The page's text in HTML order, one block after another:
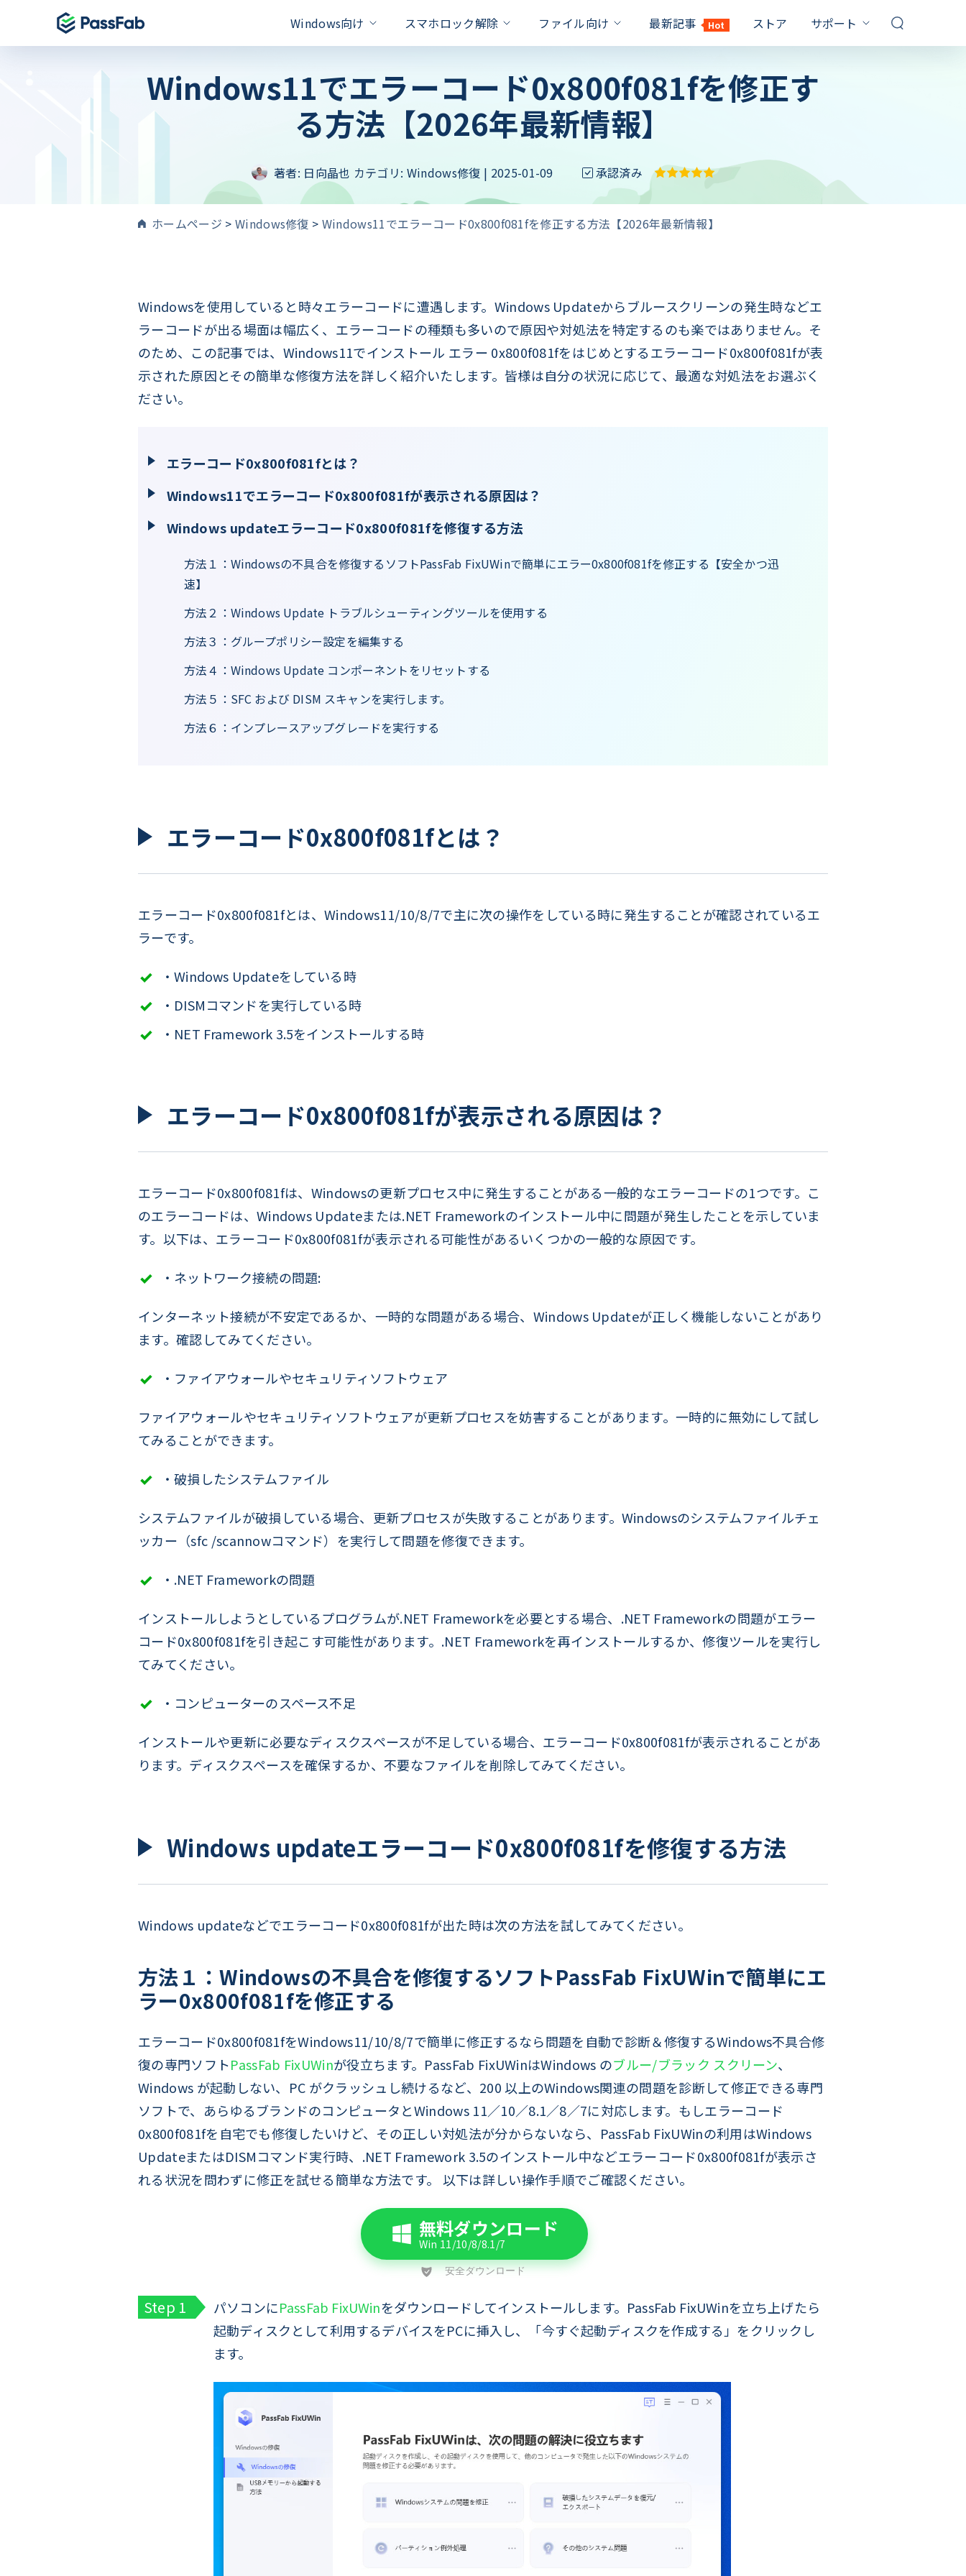
Windows向け
製品 Windows 11 特集
PassFab 4WinKey
Windowsパスワードを即時にリセット
PassFab Duplicate File Deleter
重複ファイルを検出と削除
数回のクリックで200以上のWindows問題を
システムを安全かつ迅速に移行
画像と PDF からテキストを抽出 iSOをUSB/CD/DVDに書き込む
対策
Windows7 パスワード 解除
Windows10 再 起動 終わら ない
スマホロック解除
製品
PassFab iPhone Unlock
Hot
iPhone画面とApple IDを数秒でロック解除
Android画面ロック/SamsungFRPロックを解除
PassFab Activation Unlock
iPhone/iPadに保存されている全てのパスワードを
検索
対策
iPhone 画面 ロック 解除
Android ロック解除 裏ワザ
Android パスワード 忘れた
ファイル向け
製品
PassFab for Excel
Excelパスワードを即座に削除
PassFab for RAR
パスワードで保護されたRARファイルを解除
Wordファイルのロックを簡単に解除 パワーポイントパスワードの回復を保証
PassFab for Office PassFab for ZIP
対策
確認
最新記事 Hot ストア サポート
FQAs & 技術サポート
お問い合わせ
1000 以上の対策
YouTubeガイド
ビデオ説明ガイド
Windows11でエラーコード0x800f081fを修正す
る方法【2026年最新情報】
著者: 日向晶也 カテゴリ: Windows修復 | 2025-01-09 承認済み
ホームページ > Windows修復 > Windows11でエラーコード0x800f081fを修正する方法【2026年最新情報】
Windowsを使用していると時々エラーコードに遭遇します。Windows Updateからブルースクリーンの発生時などエ
ラーコードが出る場面は幅広く、エラーコードの種類も多いので原因や対処法を特定するのも楽ではありません。そ
のため、この記事では、Windows11でインストール エラー 0x800f081fをはじめとするエラーコード0x800f081fが表
示された原因とその簡単な修復方法を詳しく紹介いたします。皆様は自分の状況に応じて、最適な対処法をお選ぶく
ださい。
エラーコード0x800f081fとは？
Windows11でエラーコード0x800f081fが表示される原因は？
Windows updateエラーコード0x800f081fを修復する方法
方法１：Windowsの不具合を修復するソフトPassFab FixUWinで簡単にエラー0x800f081fを修正する【安全かつ迅
速】
方法２：Windows Update トラブルシューティングツールを使用する
方法３：グループポリシー設定を編集する
方法４：Windows Update コンポーネントをリセットする
方法５：SFC および DISM スキャンを実行します。
方法６：インプレースアップグレードを実行する
エラーコード0x800f081fとは？
エラーコード0x800f081fとは、Windows11/10/8/7で主に次の操作をしている時に発生することが確認されているエ
ラーです。
・Windows Updateをしている時
・DISMコマンドを実行している時
・NET Framework 3.5をインストールする時
エラーコード0x800f081fが表示される原因は？
エラーコード0x800f081fは、Windowsの更新プロセス中に発生することがある一般的なエラーコードの1つです。こ
のエラーコードは、Windows Updateまたは.NET Frameworkのインストール中に問題が発生したことを示していま
す。以下は、エラーコード0x800f081fが表示される可能性があるいくつかの一般的な原因です。
・ネットワーク接続の問題:
インターネット接続が不安定であるか、一時的な問題がある場合、Windows Updateが正しく機能しないことがあり
ます。確認してみてください。
・ファイアウォールやセキュリティソフトウェア
ファイアウォールやセキュリティソフトウェアが更新プロセスを妨害することがあります。一時的に無効にして試し
てみることができます。
・破損したシステムファイル
システムファイルが破損している場合、更新プロセスが失敗することがあります。Windowsのシステムファイルチェ
ッカー（sfc /scannowコマンド）を実行して問題を修復できます。
・.NET Frameworkの問題
インストールしようとしているプログラムが.NET Frameworkを必要とする場合、.NET Frameworkの問題がエラー
コード0x800f081fを引き起こす可能性があります。.NET Frameworkを再インストールするか、修復ツールを実行し
てみてください。
・コンピューターのスペース不足
インストールや更新に必要なディスクスペースが不足している場合、エラーコード0x800f081fが表示されることがあ
ります。ディスクスペースを確保するか、不要なファイルを削除してみてください。
Windows updateエラーコード0x800f081fを修復する方法
Windows updateなどでエラーコード0x800f081fが出た時は次の方法を試してみてください。
方法１：Windowsの不具合を修復するソフトPassFab FixUWinで簡単にエ
ラー0x800f081fを修正する
エラーコード0x800f081fをWindows11/10/8/7で簡単に修正するなら問題を自動で診断＆修復するWindows不具合修
復の専門ソフトPassFab FixUWinが役立ちます。PassFab FixUWinはWindows のブルー/ブラック スクリーン、
Windows が起動しない、PC がクラッシュし続けるなど、200 以上のWindows関連の問題を診断して修正できる専門
ソフトで、あらゆるブランドのコンピュータとWindows 11／10／8.1／8／7に対応します。もしエラーコード
0x800f081fを自宅でも修復したいけど、その正しい対処法が分からないなら、PassFab FixUWinの利用はWindows
UpdateまたはDISMコマンド実行時、.NET Framework 3.5のインストール中などエラーコード0x800f081fが表示さ
れる状況を問わずに修正を試せる簡単な方法です。 以下は詳しい操作手順でご確認ください。
無料ダウンロード
パソコンにPassFab FixUWinをダウンロードしてインストールします。PassFab FixUWinを立ち上げたら
起動ディスクとして利用するデバイスをPCに挿入し、「今すぐ起動ディスクを作成する」をクリックし
ます。